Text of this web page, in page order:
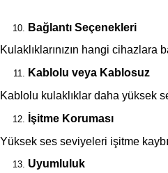
Bağlantı Seçenekleri
Kulaklıklarınızın hangi
Kablolu veya Kablosuz
Kablolu kulaklıklar daha yüksek
İşitme Koruması
Yüksek ses seviyeleri işitme
Uyumluluk